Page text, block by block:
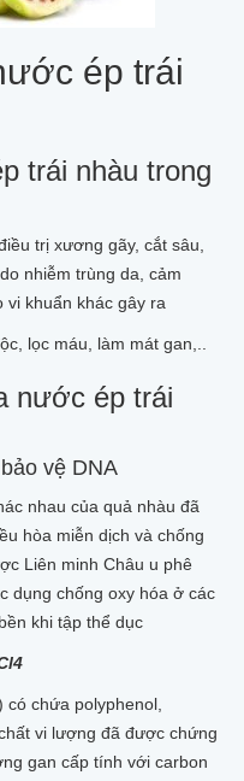
ép trái
trái nhàu trong
trị xương gãy, cắt sâu,
nhiễm trùng da, cảm
vi khuẩn khác gây ra
lọc máu, làm mát gan,..
nước ép trái
vệ DNA
nhau của quả nhàu đã
hòa miễn dịch và chống
Liên minh Châu u phê
dụng chống oxy hóa ở các
khi tập thể dục
chứa polyphenol,
vi lượng đã được chứng
gan cấp tính với carbon